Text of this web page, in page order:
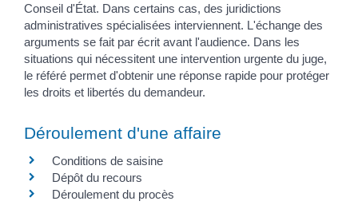
Conseil d'État. Dans certains cas, des juridictions
administratives spécialisées interviennent. L'échange des
arguments se fait par écrit avant l'audience. Dans les
situations qui nécessitent une intervention urgente du juge,
le référé permet d'obtenir une réponse rapide pour protéger
les droits et libertés du demandeur.
Déroulement d'une affaire
Conditions de saisine
Dépôt du recours
Déroulement du procès